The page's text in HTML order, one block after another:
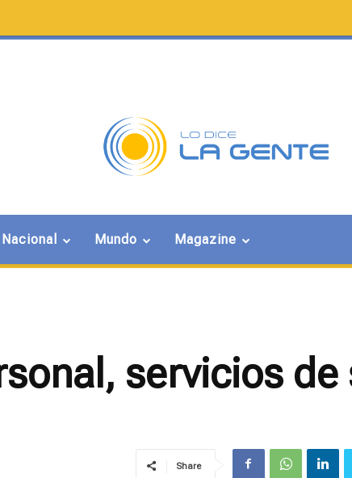
Nacional Mundo Magazine
servicios
Share